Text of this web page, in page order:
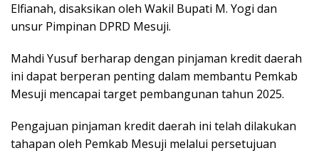
Elfianah, disaksikan oleh Wakil Bupati M. Yogi dan
unsur Pimpinan DPRD Mesuji.
Mahdi Yusuf berharap dengan pinjaman kredit daerah
ini dapat berperan penting dalam membantu Pemkab
Mesuji mencapai target pembangunan tahun 2025.
Pengajuan pinjaman kredit daerah ini telah dilakukan
tahapan oleh Pemkab Mesuji melalui persetujuan